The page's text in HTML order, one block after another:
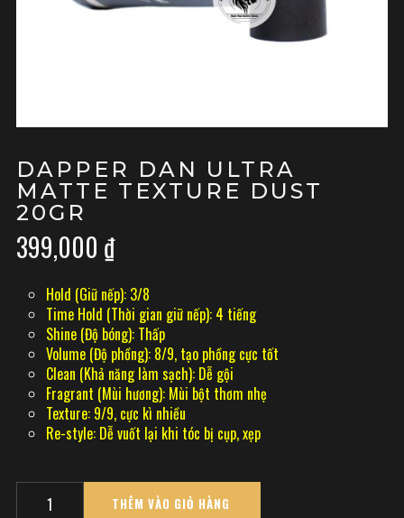
DAPPER DAN ULTRA
MATTE TEXTURE DUST
20GR
399,000 ₫
Hold (Giữ nếp): 3/8
Time Hold (Thời gian giữ nếp): 4 tiếng
Shine (Độ bóng): Thấp
Volume (Độ phồng): 8/9, tạo phồng cực tốt
Clean (Khả năng làm sạch): Dễ gội
Fragrant (Mùi hương): Mùi bột thơm nhẹ
Texture: 9/9, cực kì nhiều
Re-style: Dễ vuốt lại khi tóc bị cụp, xẹp
THÊM VÀO GIỎ HÀNG